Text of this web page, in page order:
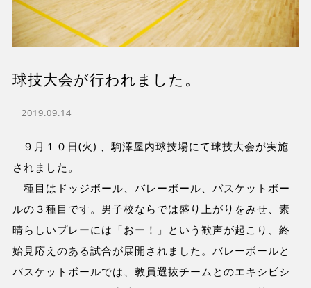
球技大会が行われました。
2019.09.14
９月１０日(火) 、駒澤屋内球技場にて球技大会が実施
されました。
種目はドッジボール、バレーボール、バスケットボー
ルの３種目です。男子校ならでは盛り上がりをみせ、素
晴らしいプレーには「おー！」という歓声が起こり、終
始見応えのある試合が展開されました。バレーボールと
バスケットボールでは、教員選抜チームとのエキシビシ